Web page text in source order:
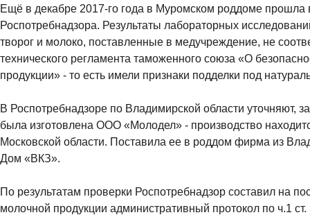
Ещё в декабре 2017-го года в Муромском роддоме прошла
Роспотребнадзора. Результаты лабораторных
творог и молоко, поставленные в медучреждение, не
технического регламента таможенного союза «О
продукции» - то есть имели признаки подделки под
В Роспотребнадзоре по Владимирской области уточняют,
была изготовлена ООО «Молодел» - производство
Московской области. Поставила ее в роддом фирма из
Дом «ВКЗ».
По результатам проверки Роспотребнадзор составил на
молочной продукции административный протокол по ч.1